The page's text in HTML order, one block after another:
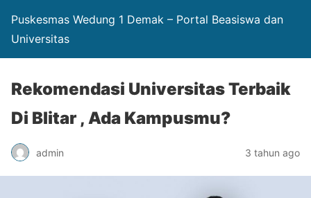
Puskesmas Wedung 1 Demak – Portal Beasiswa dan
Universitas
Rekomendasi Universitas Terbaik
Di Blitar , Ada Kampusmu?
admin 3 tahun ago